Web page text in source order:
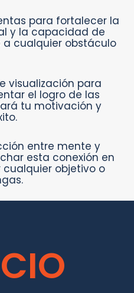
para fortalecer la
y la capacidad de
cualquier obstáculo
visualización para
el logro de las
tu motivación y
entre mente y
esta conexión en
objetivo o